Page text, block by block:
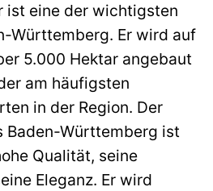
ist eine der wichtigsten
Württemberg. Er wird auf
5.000 Hektar angebaut
am häufigsten
in der Region. Der
Baden-Württemberg ist
Qualität, seine
Eleganz. Er wird